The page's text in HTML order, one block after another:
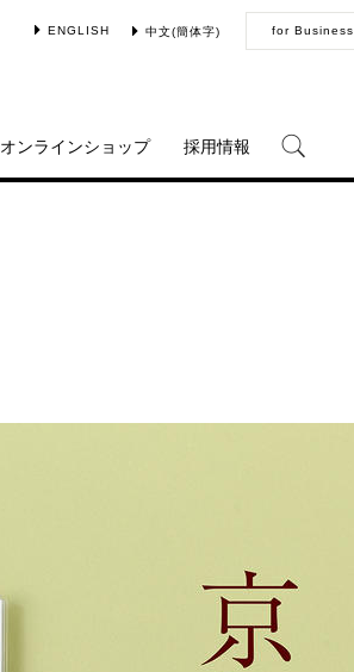
ENGLISH 中文(簡体字) for Business
オンラインショップ 採用情報